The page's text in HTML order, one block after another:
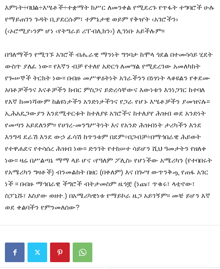
እምነት÷ባህል÷እሤቶች÷ተቋማት ከሥር ለመንቀል የሚደረጉ የጥፋት ተግባሮች ሁሉ
የማይጠገን ጉዳት ቢያደርሱም፣ ተምኔታዊ ወይም የቅዠት ‹አገሮችን›
(‹ኦሮሚያ›ንም ሆነ ‹የትግራይ ሪፐብሊክን›) ሊገነቡ አይችሉም፡፡
በዓለማችን የሚገኙ አገሮች ብሔራዊ ማንነት ግንባታ ከሞላ ጎደል በተመሳሳይ ሂደት
ውስጥ ያለፈ ነው፡፡ የእኛን ብቻ የተለየ አድርጎ ለመሣል የሚደረገው አመለካከት
የጐሠኞች ትርክት ነው፡፡ በብዙ መሥዋዕትነት አገራችንን በነፃነት ላቆዩልን የቀደሙ
አባቶቻችንና እናቶቻችን ክብር ምስጋና ይድረሳቸውና እውነቱን እንነጋገር ከተባለ
የእኛ ከመነሻውም ከልዩነታችን አንድነታችንና የጋራ የሆኑ እሤቶቻችን ያመዝናሉ፡፡
ኢሕአዴጋውያን እንደሚተርቱት ከተለያዩ አገሮችና ከተለያየ ሕዝብ ወደ አንድነት
የመጣን አይደለንም፡፡ የሀገረ-መንግሥትነት እና የአንድ ሕዝብነት ታሪካችን እንደ
እንግዳ ደራሽ እንደ ውኃ ፈሳሽ ከጥንቱም በደም÷በጋብቻ÷በማኅበራዊ ሕይወት
የተዋሐደና የተሳሰረ ሕዝብ ነው፡፡ ድንገት የተከሠተ ሳይሆን ሺህ ዓመታትን የዘለቀ
ነው፡፡ ዛሬ በሥልጣኔ ማማ ላይ ሆና ‹የዓለም ፖሊስ› የሆነችው አሜሪካን (የተባበሩት
የአሜሪካን ግዛቶች) ብንመልከት በዘር (በቀለም) እና በጐሣ ውጥንቅጧ የጠፋ አገር
ነች ፡፡ በብዙ ማኅበራዊ ችግሮች ብትታመስም ዜጎቿ (ነጩ፣ ጥቁሩ፣ ላቲኖው፣
ስፓኒሹ፣ እስያው ወዘተ.) በአሜሪካዊነቱ የማይኮራ ዜጋ አይገኝም፡፡ መቼ ይሆን እኛ
ወደ ቀልባችን የምንመለሰው?